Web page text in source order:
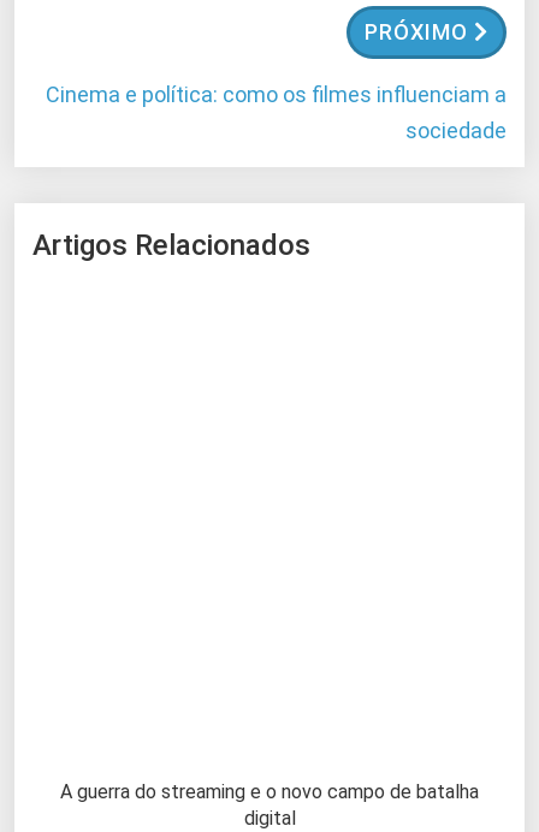
PRÓXIMO
Cinema e política: como os filmes influenciam a
sociedade
Artigos Relacionados
A guerra do streaming e o novo campo de batalha
digital